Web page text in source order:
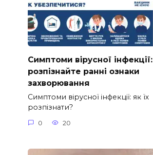
Симптоми вірусної інфекції:
розпізнайте ранні ознаки
захворювання
Симптоми вірусної інфекції: як їх
розпізнати?
0 20